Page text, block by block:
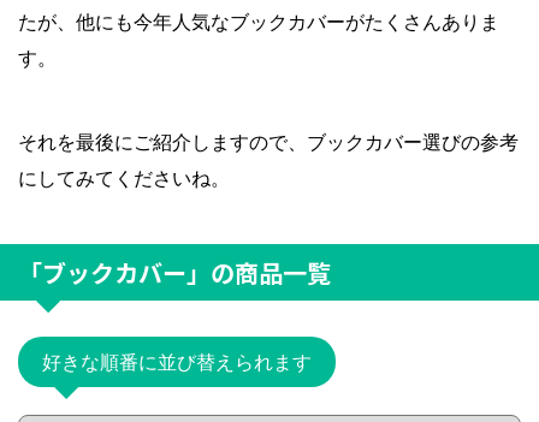
たが、他にも今年人気なブックカバーがたくさんありま
す。
それを最後にご紹介しますので、ブックカバー選びの参考
にしてみてくださいね。
「ブックカバー」 の商品一覧
好きな順番に並び替えられます